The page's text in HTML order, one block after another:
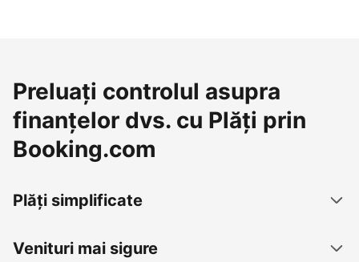
Preluați controlul asupra
finanțelor dvs. cu Plăți prin
Booking.com
Plăți simplificate
Venituri mai sigure